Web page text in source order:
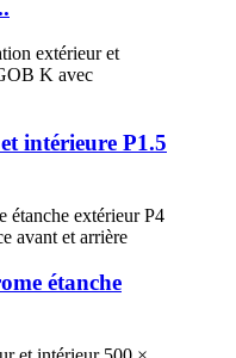
intérieure P1.5
étanche